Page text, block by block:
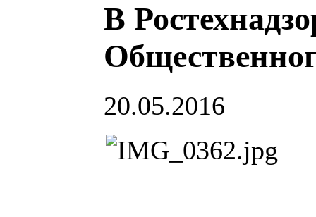
В
20.05.2016